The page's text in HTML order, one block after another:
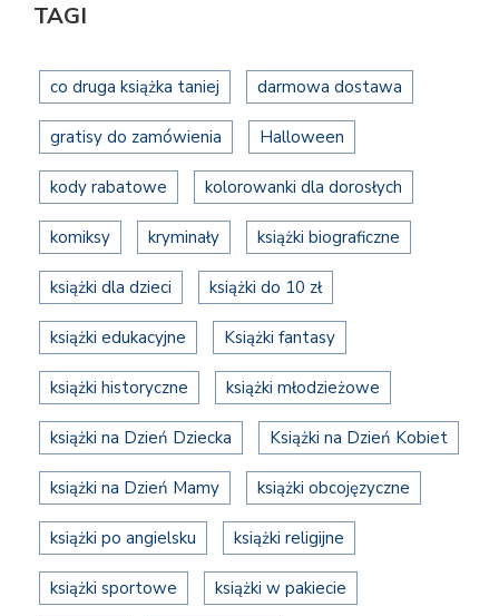
TAGI
co druga książka taniej darmowa dostawa
gratisy do zamówienia Halloween
kody rabatowe kolorowanki dla dorosłych
komiksy kryminały książki biograficzne
książki dla dzieci książki do 10 zł
książki edukacyjne Książki fantasy
książki historyczne książki młodzieżowe
książki na Dzień Dziecka Książki na Dzień Kobiet
książki na Dzień Mamy książki obcojęzyczne
książki po angielsku książki religijne
książki sportowe książki w pakiecie